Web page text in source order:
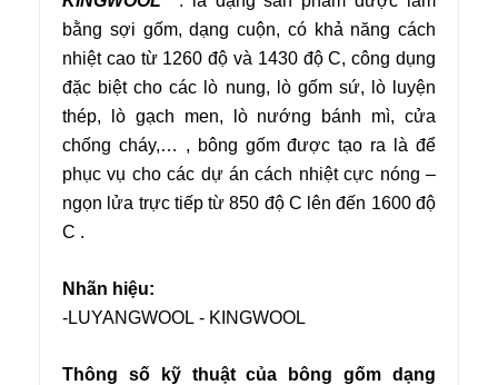
bằng sợi gốm, dạng cuộn, có khả năng cách
nhiệt cao từ 1260 độ và 1430 độ C, công dụng
đặc biệt cho các lò nung, lò gốm sứ, lò luyện
thép, lò gạch men, lò nướng bánh mì, cửa
chống cháy,… , bông gốm được tạo ra là để
phục vụ cho các dự án cách nhiệt cực nóng –
ngọn lửa trực tiếp từ 850 độ C lên đến 1600 độ
C .
Nhãn hiệu:
-LUYANGWOOL - KINGWOOL
Thông số kỹ thuật của bông gốm dạng